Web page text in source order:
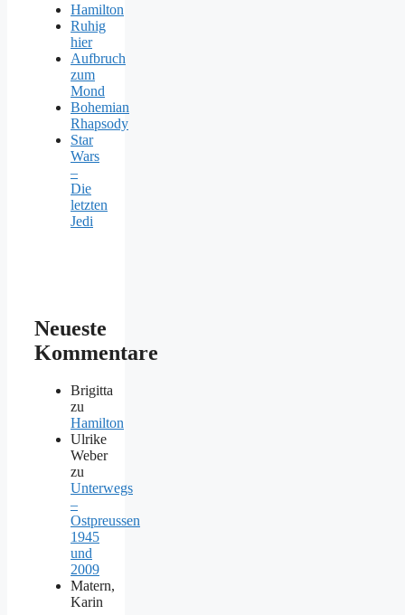
Hamilton
Ruhig
hier
Aufbruch
zum
Mond
Bohemian
Rhapsody
Star
Wars
–
Die
letzten
Jedi
Neueste
Kommentare
Brigitta
zu
Hamilton
Ulrike
Weber
zu
Unterwegs
–
Ostpreussen
1945
und
2009
Matern,
Karin